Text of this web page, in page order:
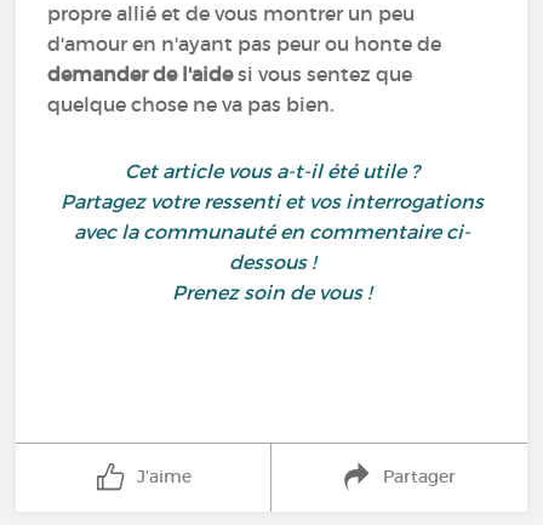
propre allié et de vous montrer un peu
d'amour en n'ayant pas peur ou honte de
demander de l'aidesi vous sentez que
quelque chose ne va pas bien.
Cet article vous a-t-il été utile ?
Partagez votre ressenti et vos interrogations
avec la communauté en commentaire ci-
dessous !
Prenez soin de vous !
J'aime Partager